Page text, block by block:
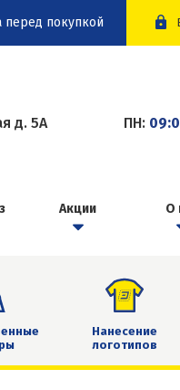
покупкой
д. 5А ПН:
Акции О
Нанесение
логотипов